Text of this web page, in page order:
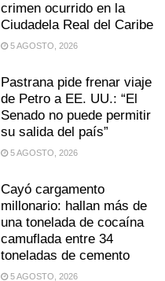
crimen ocurrido en la
Ciudadela Real del Caribe
5 AGOSTO, 2026
Pastrana pide frenar viaje
de Petro a EE. UU.: “El
Senado no puede permitir
su salida del país”
5 AGOSTO, 2026
Cayó cargamento
millonario: hallan más de
una tonelada de cocaína
camuflada entre 34
toneladas de cemento
5 AGOSTO, 2026